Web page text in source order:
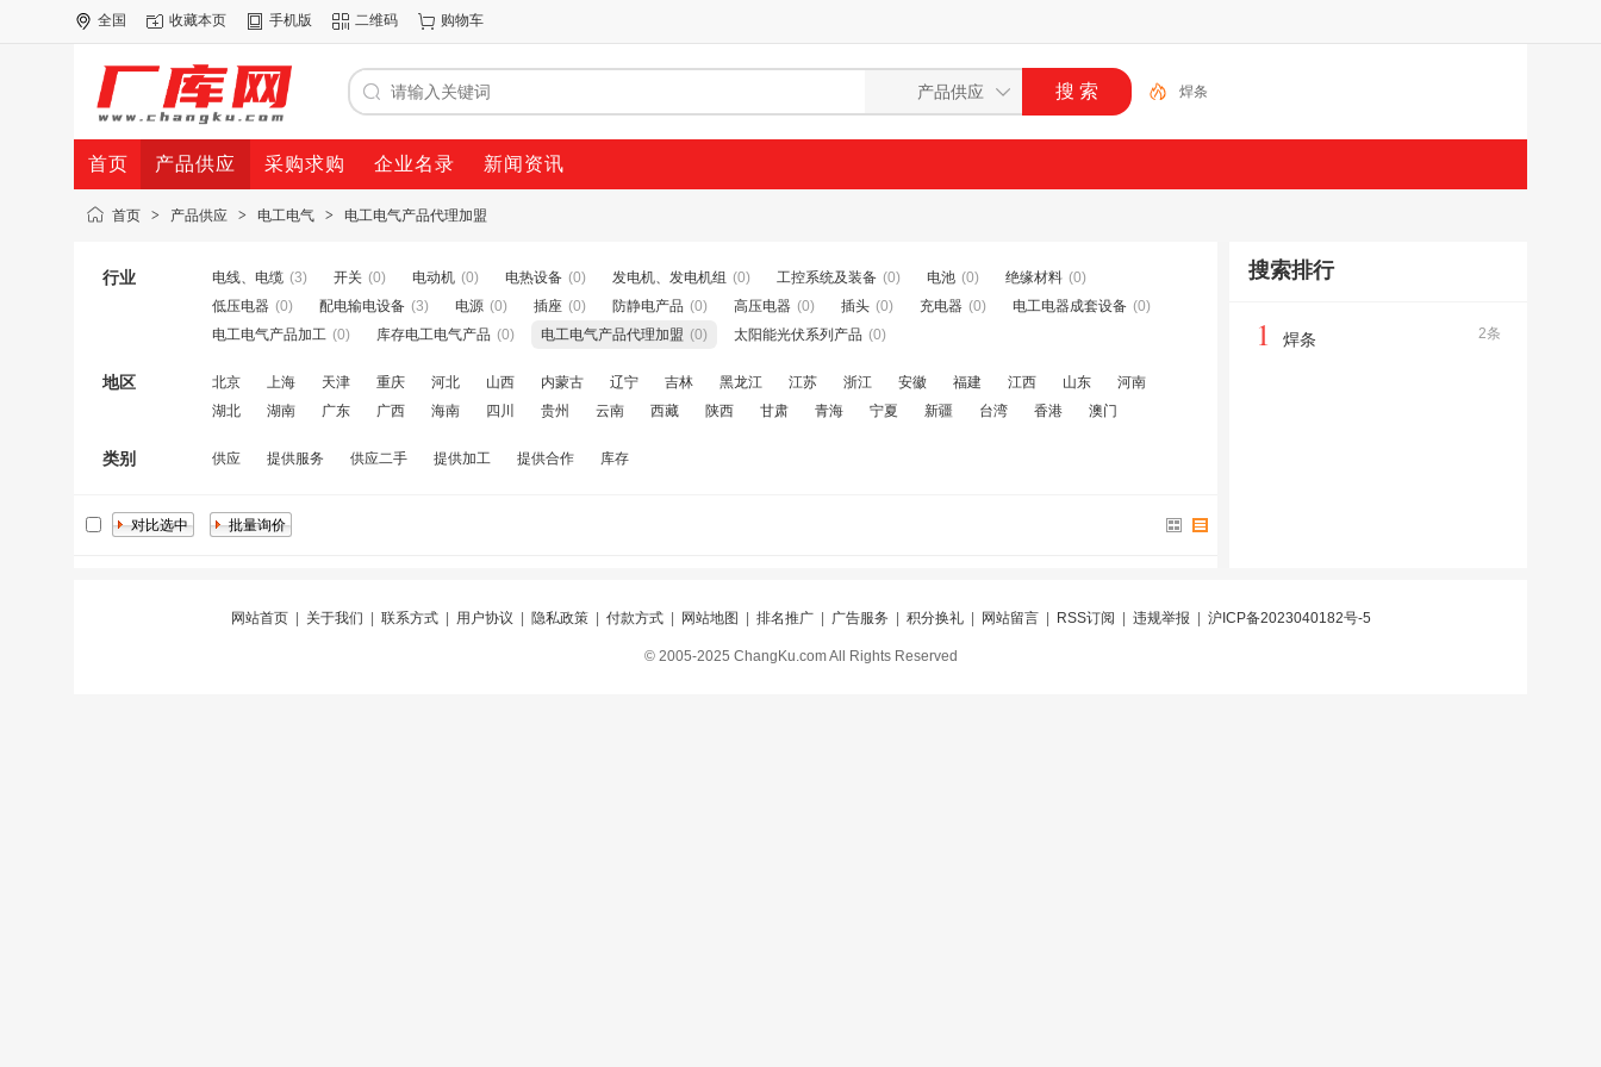
全国 收藏本页 手机版 二维码 购物车
焊条
首页 产品供应 采购求购 企业名录 新闻资讯
首页 > 产品供应 > 电工电气 > 电工电气产品代理加盟
行业 电线、电缆 (3) 开关 (0) 电动机 (0) 电热设备 (0) 发电机、发电机组 (0) 工控系统及装备 (0) 电池 (0) 绝缘材料 (0)
低压电器 (0) 配电输电设备 (3) 电源 (0) 插座 (0) 防静电产品 (0) 高压电器 (0) 插头 (0) 充电器 (0) 电工电器成套设备 (0)
电工电气产品加工 (0) 库存电工电气产品 (0) 电工电气产品代理加盟 (0) 太阳能光伏系列产品 (0)
地区 北京 上海 天津 重庆 河北 山西 内蒙古 辽宁 吉林 黑龙江 江苏 浙江 安徽 福建 江西 山东
河南
湖北
湖南 广东 广西 海南 四川 贵州 云南 西藏 陕西 甘肃 青海 宁夏 新疆 台湾 香港 澳门
类别 供应 提供服务 供应二手 提供加工 提供合作 库存
搜索排行
2条
1 焊条
网站首页| 关于我们 联系方式| 用户协议 隐私政策| 付款方式| 网站地图 排名推广| 广告服务 积分换礼| 网站留言| RSS订阅 违规举报 沪ICP备2023040182号-5
© 2005-2025 ChangKu.com All Rights Reserved